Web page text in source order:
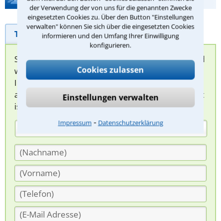
der Verwendung der von uns für die genannten Zwecke
eingesetzten Cookies zu. Über den Button "Einstellungen
verwalten" können Sie sich über die eingesetzten Cookies
informieren und den Umfang Ihrer Einwilligung
konfigurieren.
Cookies zulassen
Einstellungen verwalten
Impressum ⁃ Datenschutzerklärung
Telefonhilfe Beratungsanfrage
Sie können hier Ihren Fall schildern. Anschließend
werden sich spezialisierte Rechtsanwälte bei
Ihnen melden, um das weitere Vorgehen
abzuklären. Die Rückmeldung durch einen Anwalt
ist für Sie kostenlos.